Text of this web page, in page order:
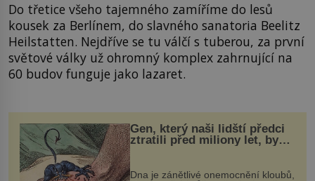
Do třetice všeho tajemného zamíříme do lesů
kousek za Berlínem, do slavného sanatoria Beelitz
Heilstatten. Nejdříve se tu válčí s tuberou, za první
světové války už ohromný komplex zahrnující na
60 budov funguje jako lazaret.
Gen, který naši lidští předci
ztratili před miliony let, by
mohl pomoci s léčbou
„nemoci králů“
Dna je zánětlivé onemocnění kloubů,